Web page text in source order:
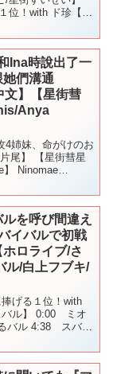
位！with ド珍【ホ
Ina時說出了一
她們溝通
】【星街彗
Anya
4姉妹、命がけのお
尾】 【星街彗星
】 Ninomae
を呼び間違え
イバルで初戦
ロライブ/さ
ル/白上フブキ/
げる１位！with
バル】 0:00 ミオ
バル 4:38 スバっ